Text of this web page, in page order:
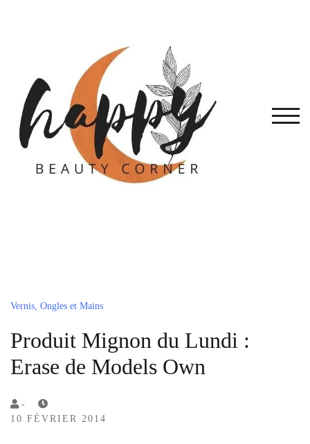
Vernis, Ongles et Mains
Produit Mignon du Lundi :
Erase de Models Own
by
Lola
-
10 FÉVRIER 2014